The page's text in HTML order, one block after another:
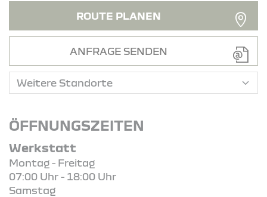
ROUTE PLANEN
ANFRAGE SENDEN
ÖFFNUNGSZEITEN
Werkstatt
Montag - Freitag
07:00 Uhr - 18:00 Uhr
Samstag